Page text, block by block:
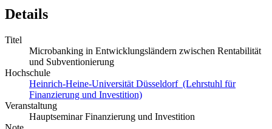
Details
Titel
Microbanking in Entwicklungsländern zwischen Rentabilität
und Subventionierung
Hochschule
Heinrich-Heine-Universität Düsseldorf (Lehrstuhl für
Finanzierung und Investition)
Veranstaltung
Hauptseminar Finanzierung und Investition